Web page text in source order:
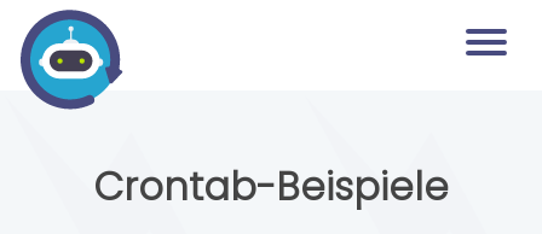
Crontab-Beispiele